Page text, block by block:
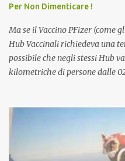
che abbiamo elencato sopra...
Per Non Dimenticare !
Ma se il Vaccino PFizer (come
Hub Vaccinali richiedeva una
possibile che negli stessi Hub
kilometriche di persone dalle
Vaccino come: l' Amaro del
andava bene anche, a
l'articolo per NON Dimenticare!